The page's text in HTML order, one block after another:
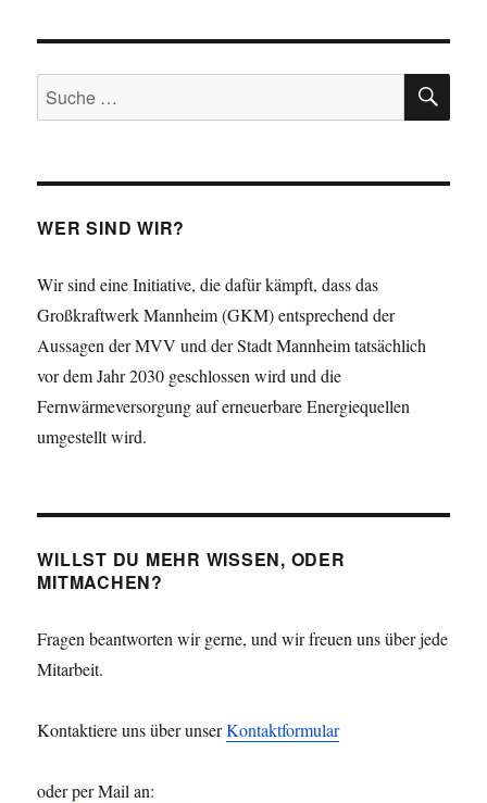
Suche
nach:
WER SIND WIR?
Wir sind eine Initiative, die dafür kämpft, dass das
Großkraftwerk Mannheim (GKM) entsprechend der
Aussagen der MVV und der Stadt Mannheim tatsächlich
vor dem Jahr 2030 geschlossen wird und die
Fernwärmeversorgung auf erneuerbare Energiequellen
umgestellt wird.
WILLST DU MEHR WISSEN, ODER
MITMACHEN?
Fragen beantworten wir gerne, und wir freuen uns über jede
Mitarbeit.
Kontaktiere uns über unserKontaktformular
oder per Mail an: